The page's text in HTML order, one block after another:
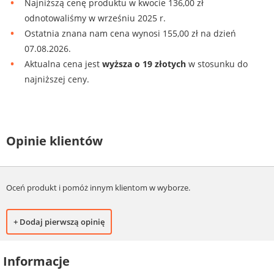
Najniższą cenę produktu w kwocie 136,00 zł
odnotowaliśmy w wrześniu 2025 r.
Ostatnia znana nam cena wynosi 155,00 zł na dzień
07.08.2026.
Aktualna cena jest wyższa o 19 złotych w stosunku do
najniższej ceny.
Opinie klientów
Oceń produkt i pomóż innym klientom w wyborze.
+ Dodaj pierwszą opinię
Informacje